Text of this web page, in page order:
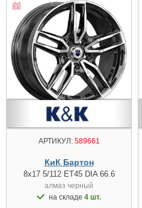
АРТИКУЛ:589661
КиК Бартон
8x17 5/112 ET45 DIA 66.6
алмаз чeрный
на складе 4 шт.